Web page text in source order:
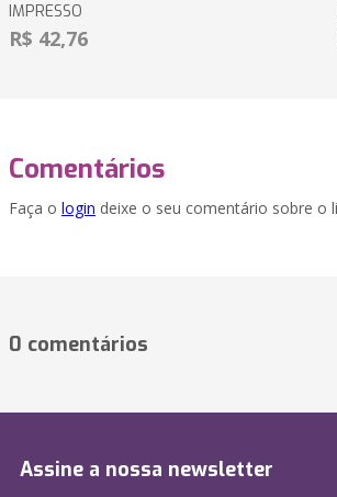
IMPRESSO
R$ 42,76
Comentários
Faça o login deixe o seu comentário sobre o
0 comentários
Assine a nossa newsletter